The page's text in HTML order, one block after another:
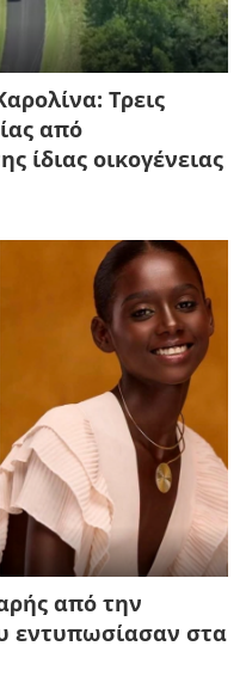
Τρεις
από
ίδιας οικογένειας
από την
εντυπωσίασαν στα